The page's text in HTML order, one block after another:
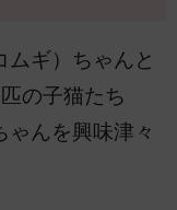
ムギ）ちゃんと
の子猫たち
ゃんを興味津々